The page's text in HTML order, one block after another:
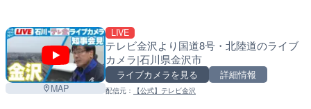
MAP
LIVE
テレビ金沢より国道8号・北陸道のライブ
カメラ|石川県金沢市
ライブカメラを見る 詳細情報
配信元： 【公式】テレビ金沢